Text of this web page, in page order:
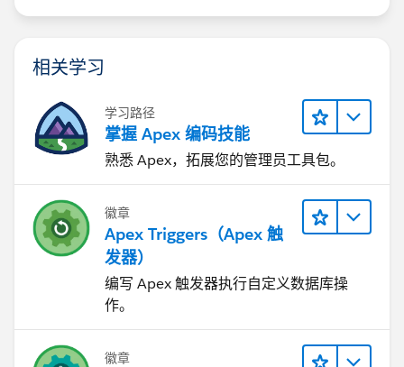
相关学习
学习路径
掌握 Apex 编码技能
熟悉 Apex，拓展您的管理员工具包。
徽章
Apex Triggers（Apex 触
发器）
编写 Apex 触发器执行自定义数据库操
作。
徽章